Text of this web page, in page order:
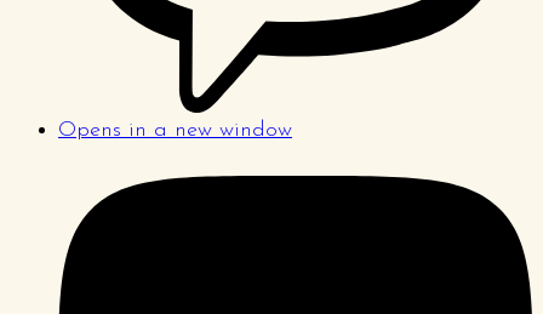
Opens in a new window